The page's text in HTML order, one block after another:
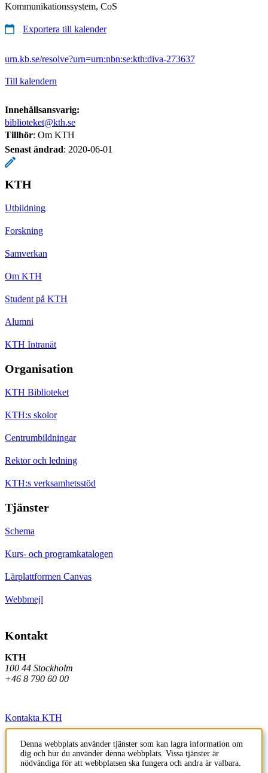
Kommunikationssystem, CoS
Exportera till kalender
urn.kb.se/resolve?urn=urn:nbn:se:kth:diva-273637
Till kalendern
Innehållsansvarig:
biblioteket@kth.se
Tillhör: Om KTH
Senast ändrad: 2020-06-01
KTH
Utbildning
Forskning
Samverkan
Om KTH
Student på KTH
Alumni
KTH Intranät
Organisation
KTH Biblioteket
KTH:s skolor
Centrumbildningar
Rektor och ledning
KTH:s verksamhetsstöd
Tjänster
Schema
Kurs- och programkatalogen
Lärplattformen Canvas
Webbmejl
Kontakt
KTH
100 44 Stockholm
+46 8 790 60 00
Kontakta KTH
Jobba på KTH
Press och media
Denna webbplats använder tjänster som kan lagra information om
dig och hur du använder denna webbplats. Vissa tjänster är
nödvändiga för att webbplatsen ska fungera och andra är valbara.